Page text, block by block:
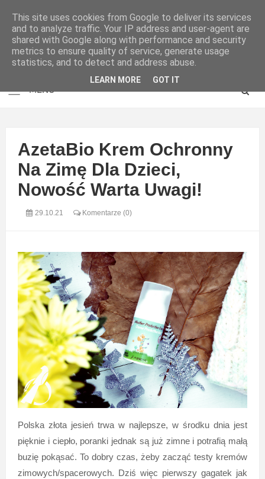
AzetaBio Krem Ochronny
Na Zimę Dla Dzieci,
Nowość Warta Uwagi!
29.10.21 Komentarze (0)
Polska złota jesień trwa w najlepsze, w środku dnia jest
pięknie i ciepło, poranki jednak są już zimne i potrafią małą
buzię pokąsać. To dobry czas, żeby zacząć testy kremów
zimowych/spacerowych. Dziś więc pierwszy gagatek jak
This site uses cookies from Google to deliver its services
and to analyze traffic. Your IP address and user-agent are
shared with Google along with performance and security
metrics to ensure quality of service, generate usage
statistics, and to detect and address abuse.
LEARN MORE GOT IT